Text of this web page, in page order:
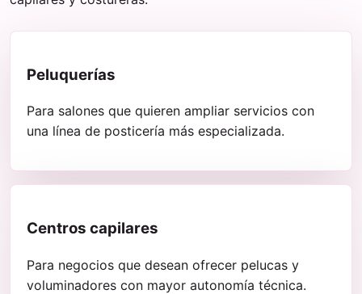
Peluquerías
Para salones que quieren ampliar servicios con
una línea de posticería más especializada.
Centros capilares
Para negocios que desean ofrecer pelucas y
voluminadores con mayor autonomía técnica.